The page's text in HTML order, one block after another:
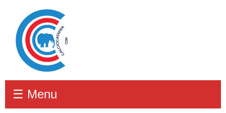
☰ Menu